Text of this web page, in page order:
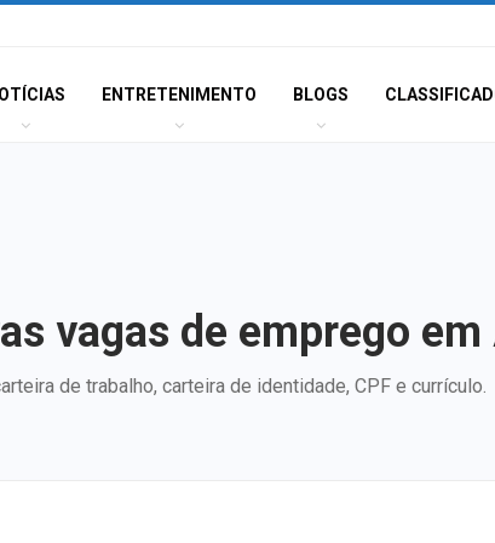
ENTRETENIMENTO BLOGS
vagas de emprego
de trabalho, carteira de identidade, CPF e currículo.